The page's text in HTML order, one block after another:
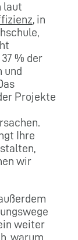
laut
, in
% der
und
Projekte
Ihre
wir
weiter
warum